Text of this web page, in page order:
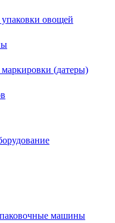
овощей
(датеры)
машины